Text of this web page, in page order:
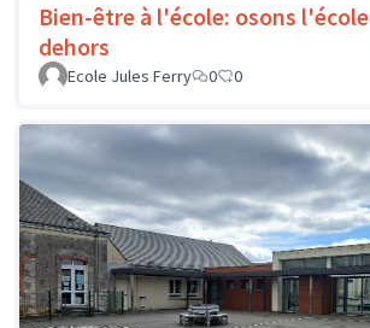
Bien-être à l'école: osons l'école
dehors
Ecole Jules Ferry
0 0